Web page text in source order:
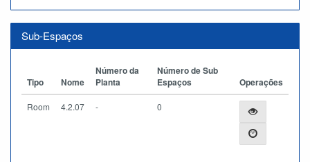
Sub-Espaços
Tipo Nome
Número da
Planta
Número de Sub
Espaços
Operações
Room 4.2.07 - 0